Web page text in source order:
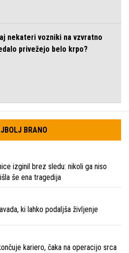
nekateri vozniki na vzvratno
privežejo belo krpo?
BRANO
izginil brez sledu: nikoli ga niso
še ena tragedija
ki lahko podaljša življenje
kariero, čaka na operacijo srca